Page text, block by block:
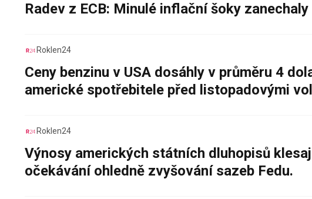
Radev z ECB: Minulé inflační šoky
Roklen24
Ceny benzinu v USA dosáhly v průměru 4
americké spotřebitele před listopadovými
Roklen24
Výnosy amerických státních dluhopisů
očekávání ohledně zvyšování sazeb Fedu.